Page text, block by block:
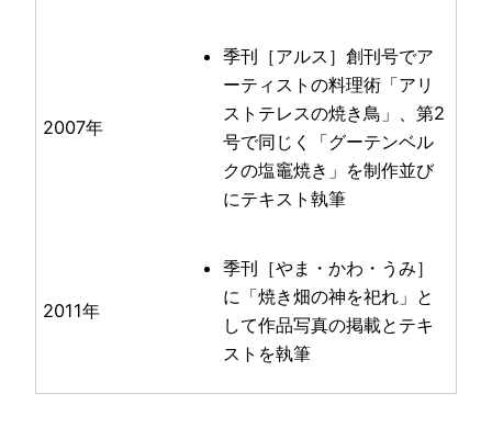
2007年
季刊［アルス］創刊号でア
ーティストの料理術「アリ
ストテレスの焼き鳥」、第2
号で同じく「グーテンベル
クの塩竈焼き」を制作並び
にテキスト執筆
2011年
季刊［やま・かわ・うみ］
に「焼き畑の神を祀れ」と
して作品写真の掲載とテキ
ストを執筆